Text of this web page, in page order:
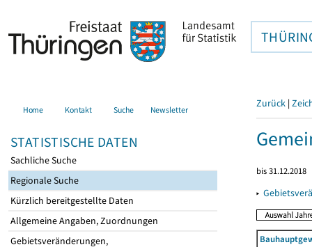
Home Kontakt Suche Newsletter
STATISTISCHE DATEN
Sachliche Suche
Regionale Suche
Kürzlich bereitgestellte Daten
Allgemeine Angaben, Zuordnungen
Gebietsveränderungen,
Zurück |
bis 31.12.2018
▸